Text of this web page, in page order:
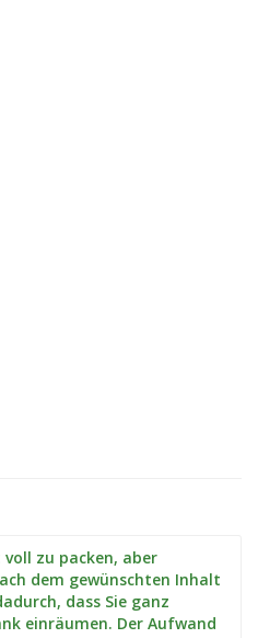
zu packen, aber
dem gewünschten Inhalt
dass Sie ganz
einräumen. Der Aufwand